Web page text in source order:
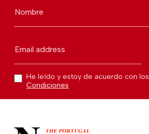
Nombre
Email address
He leído y estoy de acuerdo con los
Condiciones